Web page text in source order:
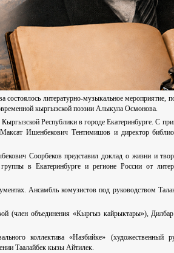
литературно-музыкальное мероприятие,
кыргызской поэзии Алыкула Осмонова.
Республики в городе Екатеринбурге. С
Ишенбекович Тентимишов и директор
Соорбеков представил доклад о жизни и
в Екатеринбурге и регионе России от
Ансамбль комузистов под руководством
(член объединения «Кыргыз кайрыктары»),
коллектива «Назбийке» (художественный
Таалайбек кызы Айтилек.